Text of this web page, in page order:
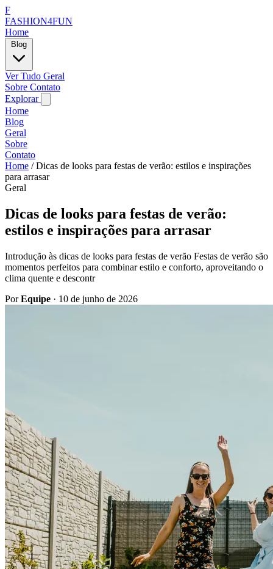
F
FASHION4FUN
Home
Ver Tudo Geral
Sobre Contato
Explorar
Home
Blog
Geral
Sobre
Contato
Home / Dicas de looks para festas de verão: estilos e inspirações
para arrasar
Geral
Dicas de looks para festas de verão:
estilos e inspirações para arrasar
Introdução às dicas de looks para festas de verão Festas de verão são
momentos perfeitos para combinar estilo e conforto, aproveitando o
clima quente e descontr
PorEquipe · 10 de junho de 2026